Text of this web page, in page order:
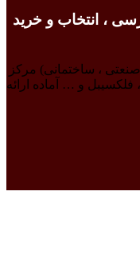
، انتخاب و خرید
(صنعتی ، ساختمانی) مرکز
فلکسیبل و … آماده ارائه